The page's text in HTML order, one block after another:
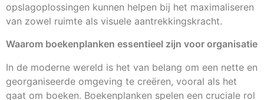
opslagoplossingen kunnen helpen bij het maximaliseren
van zowel ruimte als visuele aantrekkingskracht.
Waarom boekenplanken essentieel zijn voor organisatie
In de moderne wereld is het van belang om een nette en
georganiseerde omgeving te creëren, vooral als het
gaat om boeken. Boekenplanken spelen een cruciale rol